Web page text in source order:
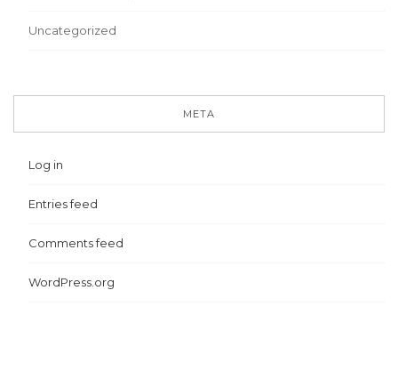
Uncategorized
META
Log in
Entries feed
Comments feed
WordPress.org